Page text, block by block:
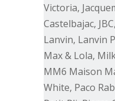
Victoria,
Castelbajac,
Lanvin, Lanvin
Max & Lola,
MM6 Maison
White, Paco